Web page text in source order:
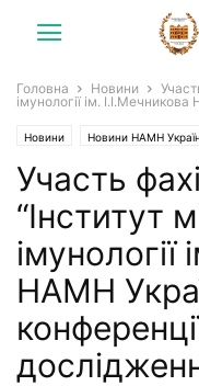
Головна Новини
імунології ім.
Новини Новини НАМН
Участь
“Інститут
імунології
НАМН